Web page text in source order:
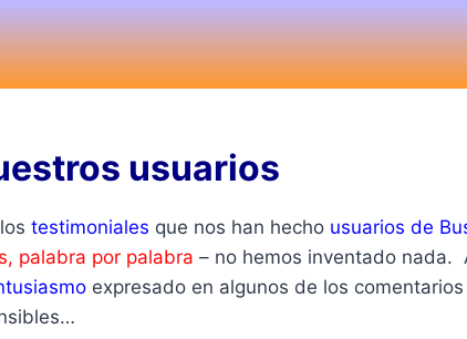
usuarios
testimoniales que nos han hecho usuarios de
palabra por palabra – no hemos inventado nada.
expresado en algunos de los